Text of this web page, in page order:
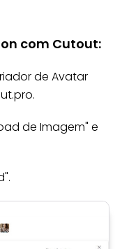
com Cutout:
de Avatar
de Imagem" e